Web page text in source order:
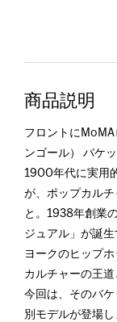
商品説明
フロントに
ンゴール） バケ
1900年代に実用
が、ポップカル
と。1938年創業
ジュアル」が誕
ヨークのヒップ
カルチャーの王道
今回は、そのバ
別モデルが登場し